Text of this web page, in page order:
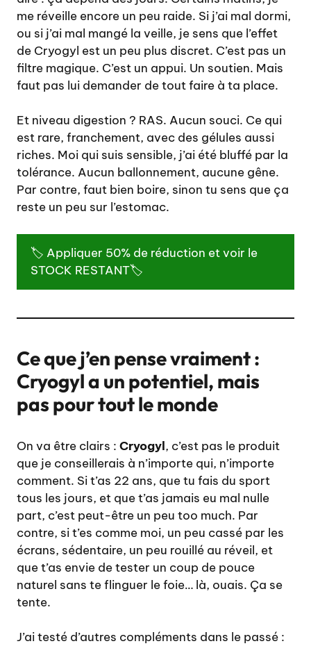
me réveille encore un peu raide. Si j’ai mal dormi,
ou si j’ai mal mangé la veille, je sens que l’effet
de Cryogyl est un peu plus discret. C’est pas un
filtre magique. C’est un appui. Un soutien. Mais
faut pas lui demander de tout faire à ta place.
Et niveau digestion ? RAS. Aucun souci. Ce qui
est rare, franchement, avec des gélules aussi
riches. Moi qui suis sensible, j’ai été bluffé par la
tolérance. Aucun ballonnement, aucune gêne.
Par contre, faut bien boire, sinon tu sens que ça
reste un peu sur l’estomac.
🏷️ Appliquer 50% de réduction et voir le
STOCK RESTANT🏷️
Ce que j’en pense vraiment :
Cryogyl a un potentiel, mais
pas pour tout le monde
On va être clairs : Cryogyl, c’est pas le produit
que je conseillerais à n’importe qui, n’importe
comment. Si t’as 22 ans, que tu fais du sport
tous les jours, et que t’as jamais eu mal nulle
part, c’est peut-être un peu too much. Par
contre, si t’es comme moi, un peu cassé par les
écrans, sédentaire, un peu rouillé au réveil, et
que t’as envie de tester un coup de pouce
naturel sans te flinguer le foie… là, ouais. Ça se
tente.
J’ai testé d’autres compléments dans le passé :